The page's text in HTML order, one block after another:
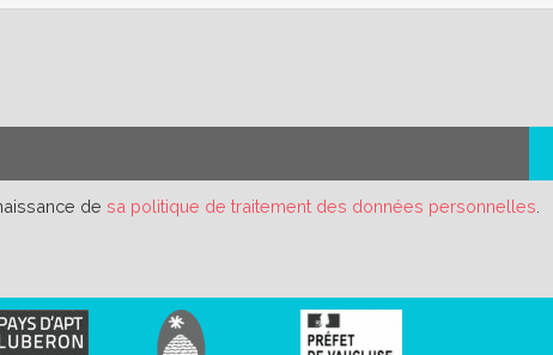
de sa politique de traitement des données personnelles